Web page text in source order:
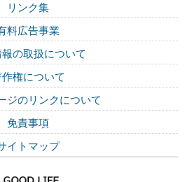
リンク集
料広告事業
の取扱について
権について
ジのリンクについて
免責事項
イトマップ